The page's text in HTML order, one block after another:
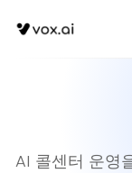
AI 콜센터 운영